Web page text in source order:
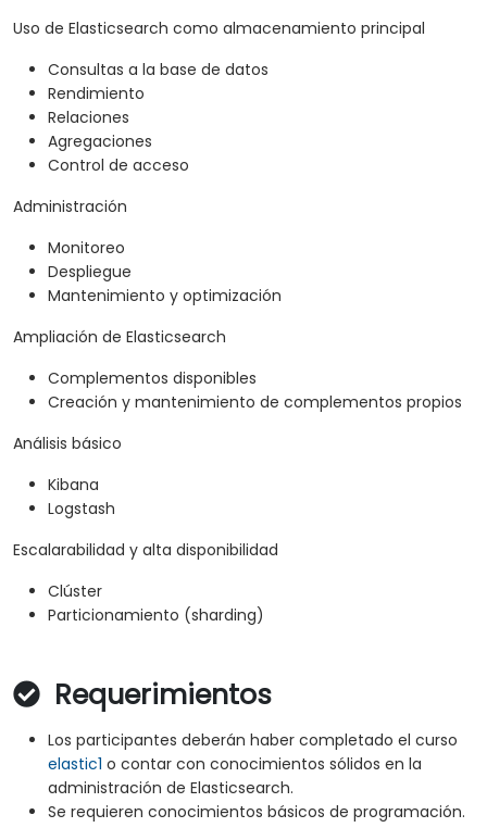
Uso de Elasticsearch como almacenamiento principal
Consultas a la base de datos
Rendimiento
Relaciones
Agregaciones
Control de acceso
Administración
Monitoreo
Despliegue
Mantenimiento y optimización
Ampliación de Elasticsearch
Complementos disponibles
Creación y mantenimiento de complementos propios
Análisis básico
Kibana
Logstash
Escalarabilidad y alta disponibilidad
Clúster
Particionamiento (sharding)
Requerimientos
Los participantes deberán haber completado el curso
elastic1 o contar con conocimientos sólidos en la
administración de Elasticsearch.
Se requieren conocimientos básicos de programación.